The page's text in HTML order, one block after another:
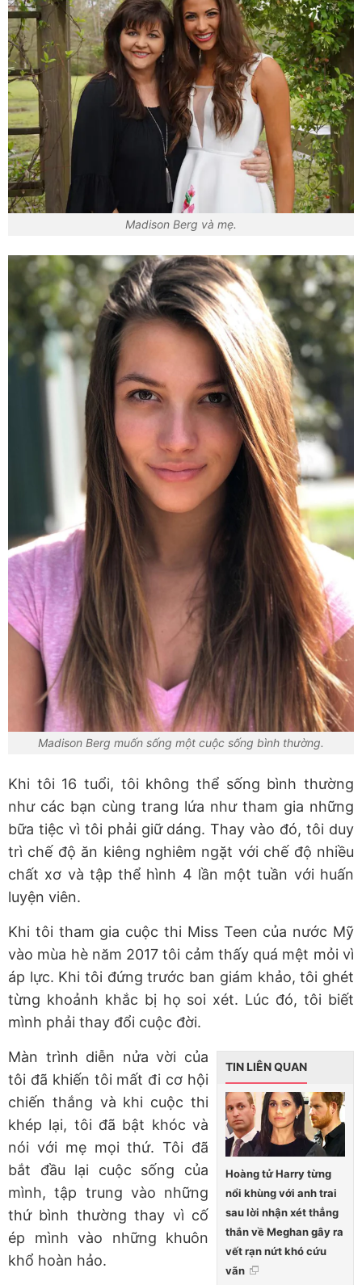
Madison Berg và mẹ.
Madison Berg muốn sống một cuộc sống bình thường.
Khi tôi 16 tuổi, tôi không thể sống bình thường
như các bạn cùng trang lứa như tham gia những
bữa tiệc vì tôi phải giữ dáng. Thay vào đó, tôi duy
trì chế độ ăn kiêng nghiêm ngặt với chế độ nhiều
chất xơ và tập thể hình 4 lần một tuần với huấn
luyện viên.
Khi tôi tham gia cuộc thi Miss Teen của nước Mỹ
vào mùa hè năm 2017 tôi cảm thấy quá mệt mỏi vì
áp lực. Khi tôi đứng trước ban giám khảo, tôi ghét
từng khoảnh khắc bị họ soi xét. Lúc đó, tôi biết
mình phải thay đổi cuộc đời.
TIN LIÊN QUAN
Hoàng tử Harry từng
nổi khùng với anh trai
sau lời nhận xét thẳng
thắn về Meghan gây ra
vết rạn nứt khó cứu
vãn
Màn trình diễn nửa vời của
tôi đã khiến tôi mất đi cơ hội
chiến thắng và khi cuộc thi
khép lại, tôi đã bật khóc và
nói với mẹ mọi thứ. Tôi đã
bắt đầu lại cuộc sống của
mình, tập trung vào những
thứ bình thường thay vì cố
ép mình vào những khuôn
khổ hoàn hảo.